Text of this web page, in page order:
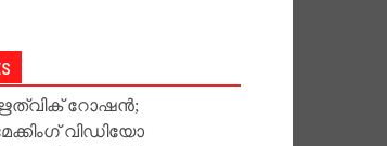
ഋത്വിക് റോഷന്‍;
വിഡിയോ